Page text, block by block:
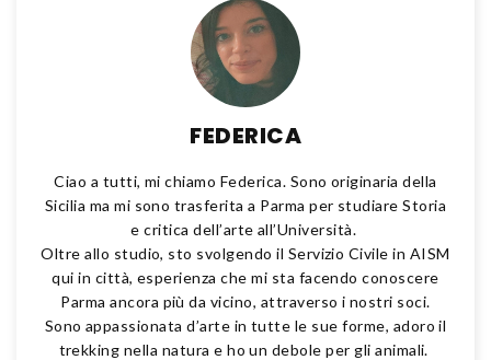
FEDERICA
Ciao a tutti, mi chiamo Federica. Sono originaria della
Sicilia ma mi sono trasferita a Parma per studiare Storia
e critica dell’arte all’Università.
Oltre allo studio, sto svolgendo il Servizio Civile in AISM
qui in città, esperienza che mi sta facendo conoscere
Parma ancora più da vicino, attraverso i nostri soci.
Sono appassionata d’arte in tutte le sue forme, adoro il
trekking nella natura e ho un debole per gli animali.